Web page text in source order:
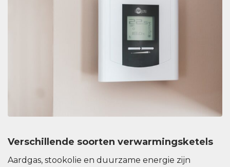
Verschillende soorten verwarmingsketels
Aardgas, stookolie en duurzame energie zijn